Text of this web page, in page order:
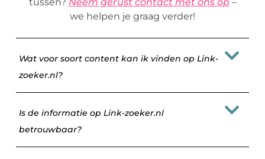
we helpen je graag verder!
Wat voor soort content kan ik vinden op Link-
zoeker.nl?
Is de informatie op Link-zoeker.nl
betrouwbaar?